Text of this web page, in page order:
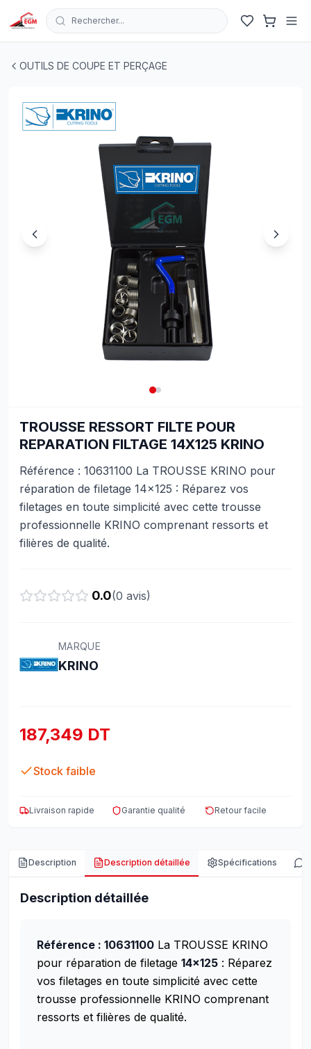
Rechercher...
OUTILS DE COUPE ET PERÇAGE
TROUSSE RESSORT FILTE POUR
REPARATION FILTAGE 14X125 KRINO
Référence : 10631100 La TROUSSE KRINO pour
réparation de filetage 14×125 : Réparez vos
filetages en toute simplicité avec cette trousse
professionnelle KRINO comprenant ressorts et
filières de qualité.
0.0(0 avis)
MARQUE
KRINO
187,349 DT
Stock faible
Livraison rapide Garantie qualité Retour facile
Description Description détaillée Spécifications
Description détaillée
Référence : 10631100 La TROUSSE KRINO
pour réparation de filetage 14×125 : Réparez
vos filetages en toute simplicité avec cette
trousse professionnelle KRINO comprenant
ressorts et filières de qualité.